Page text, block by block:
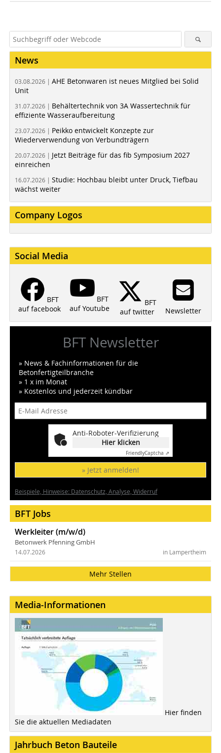
News
03.08.2026 | AHE Betonwaren ist neues Mitglied bei Solid
Unit
31.07.2026 | Behältertechnik von 3A Wassertechnik für
effiziente Wasseraufbereitung
23.07.2026 | Peikko entwickelt Konzepte zur
Wiederverwendung von Verbundträgern
20.07.2026 | Jetzt Beiträge für das fib Symposium 2027
einreichen
16.07.2026 | Studie: Hochbau bleibt unter Druck, Tiefbau
wächst weiter
Company Logos
Social Media
BFT
auf facebook
BFT
auf Youtube
BFT
auf twitter
Newsletter
BFT Newsletter
» News & Fachinformationen für die
Betonfertigteilbranche
» 1 x im Monat
» Kostenlos und jederzeit kündbar
Anti-Roboter-Verifizierung
Hier klicken
FriendlyCaptcha ⇗
» Jetzt anmelden!
Beispiele, Hinweise: Datenschutz, Analyse, Widerruf
BFT Jobs
Werkleiter (m/w/d)
Betonwerk Pfenning GmbH
in Lampertheim
14.07.2026
Mehr Stellen
Media-Informationen
Hier finden
Sie die aktuellen Mediadaten
Jahrbuch Beton Bauteile